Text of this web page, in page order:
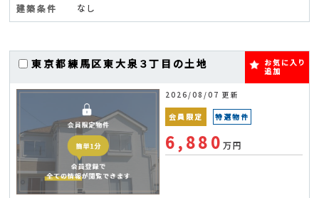
建築条件
なし
東京都練馬区東大泉３丁目の土地
お気に入り
追加
2026/08/07 更新
会員限定 特選物件
6,880万円